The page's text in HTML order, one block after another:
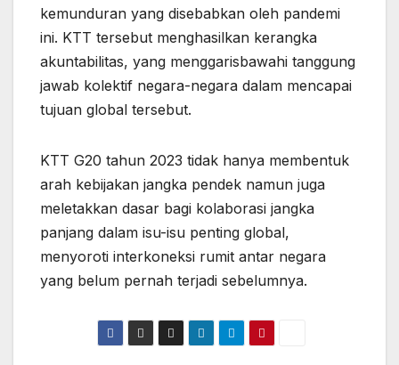
kemunduran yang disebabkan oleh pandemi
ini. KTT tersebut menghasilkan kerangka
akuntabilitas, yang menggarisbawahi tanggung
jawab kolektif negara-negara dalam mencapai
tujuan global tersebut.
KTT G20 tahun 2023 tidak hanya membentuk
arah kebijakan jangka pendek namun juga
meletakkan dasar bagi kolaborasi jangka
panjang dalam isu-isu penting global,
menyoroti interkoneksi rumit antar negara
yang belum pernah terjadi sebelumnya.